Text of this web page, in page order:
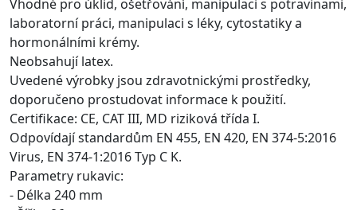
Vhodné pro úklid, ošetřování, manipulaci s potravinami,
laboratorní práci, manipulaci s léky, cytostatiky a
hormonálními krémy.
Neobsahují latex.
Uvedené výrobky jsou zdravotnickými prostředky,
doporučeno prostudovat informace k použití.
Certifikace: CE, CAT III, MD riziková třída I.
Odpovídají standardům EN 455, EN 420, EN 374-5:2016
Virus, EN 374-1:2016 Typ C K.
Parametry rukavic:
- Délka 240 mm